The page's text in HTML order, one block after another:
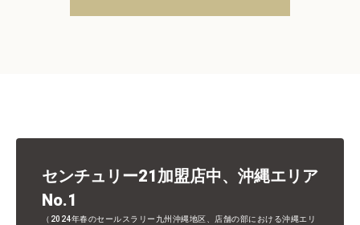
センチュリー21加盟店中、沖縄エリア
No.1
（2024年春のセールスラリー九州沖縄地区、店舗の部における沖縄エリ